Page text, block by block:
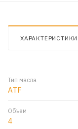
ХАРАКТЕРИСТИКИ
Тип масла
ATF
Объем
4